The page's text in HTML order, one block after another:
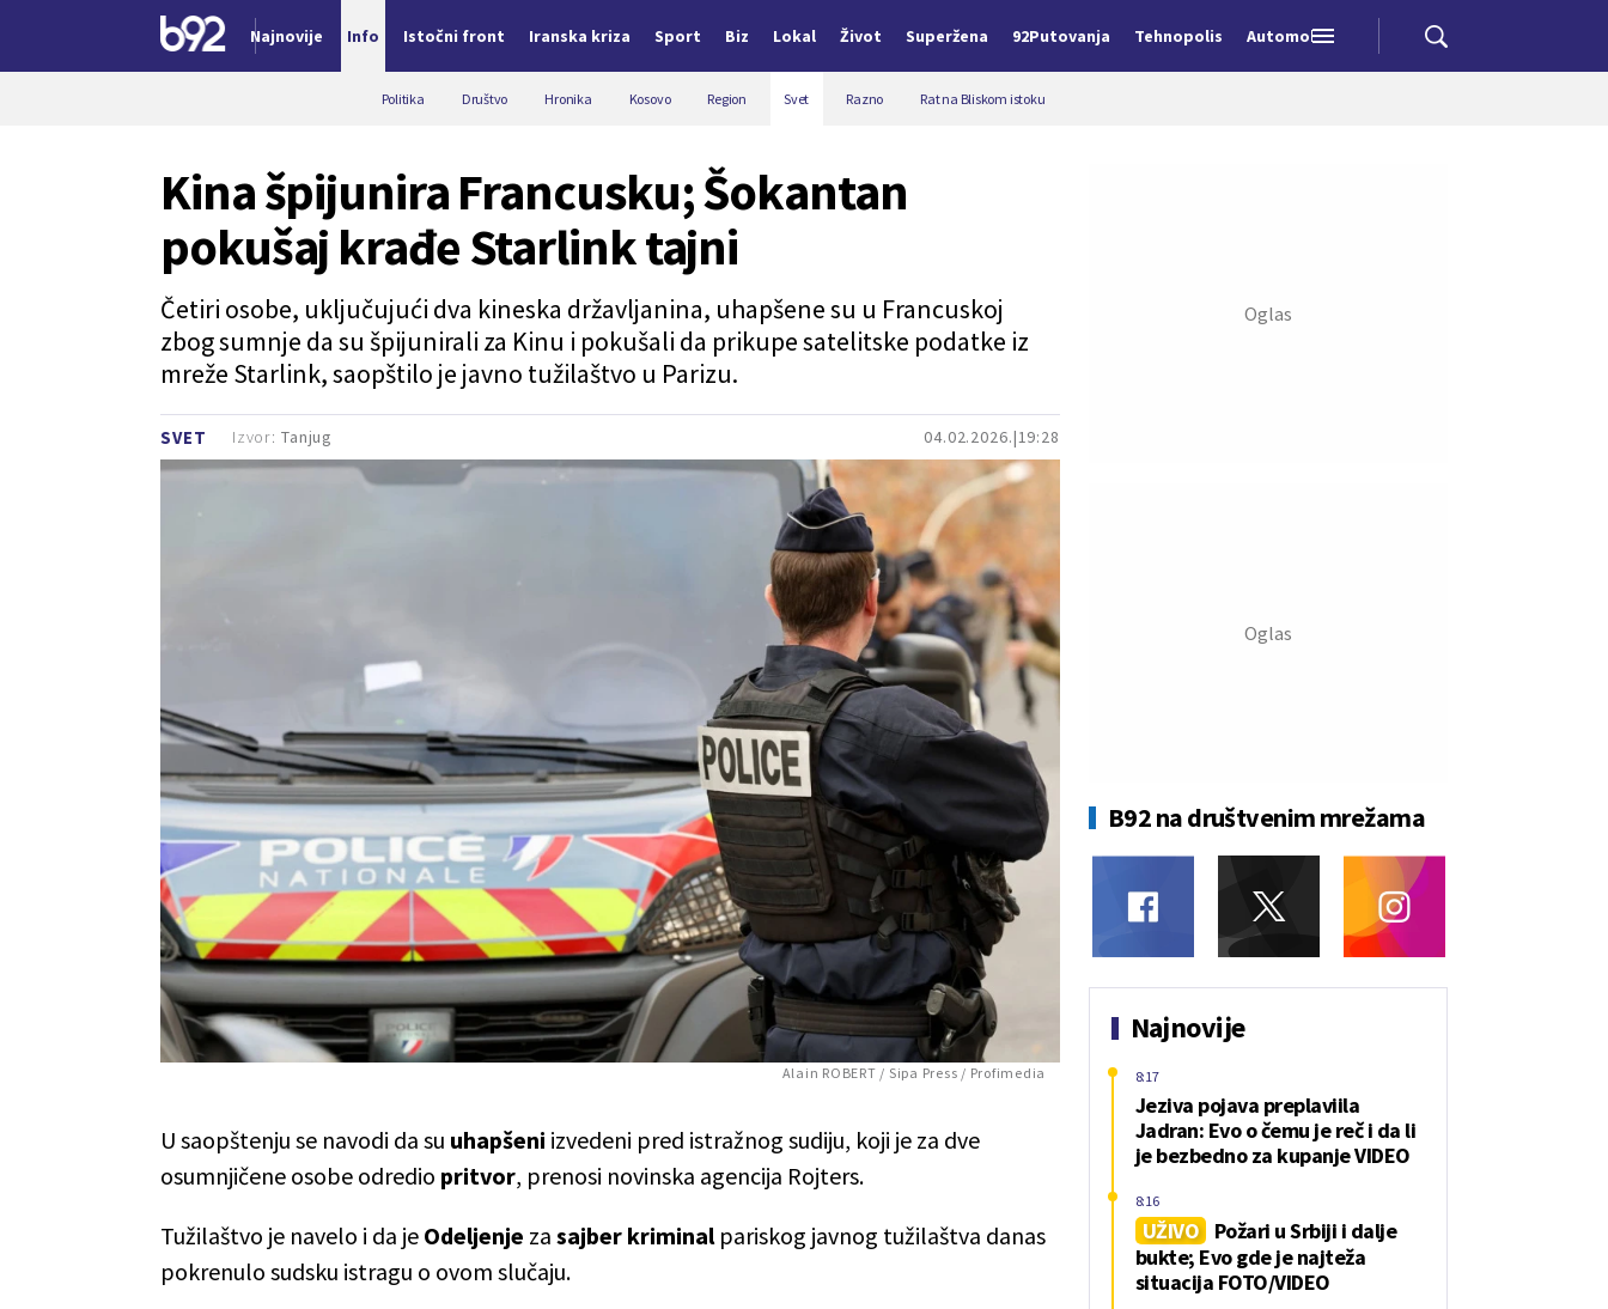
Najnovije Info Istočni front Iranska kriza Sport Biz Lokal Život Superžena 92Putovanja Tehnopolis Automobili
Politika Društvo Hronika Kosovo Region Svet Razno Rat na Bliskom istoku
SVET 04.02.2026. 19:28
Kina špijunira Francusku; Šokantan
pokušaj krađe Starlink tajni
Četiri osobe, uključujući dva kineska državljanina, uhapšene su u Francuskoj
zbog sumnje da su špijunirali za Kinu i pokušali da prikupe satelitske podatke iz
mreže Starlink, saopštilo je javno tužilaštvo u Parizu.
Izvor: Tanjug
Alain ROBERT / Sipa Press / Profimedia
U saopštenju se navodi da su uhapšeni izvedeni pred istražnog sudiju, koji je za dve
osumnjičene osobe odredio pritvor, prenosi novinska agencija Rojters.
Tužilaštvo je navelo i da je Odeljenje za sajber kriminal pariskog javnog tužilaštva danas
pokrenulo sudsku istragu o ovom slučaju.
B92 na društvenim mrežama
Najnovije
Jeziva pojava preplaviila
Jadran: Evo o čemu je reč i da li
je bezbedno za kupanje VIDEO
8:17
UŽIVO
Požari u Srbiji i dalje
bukte; Evo gde je najteža
situacija FOTO/VIDEO
8:16